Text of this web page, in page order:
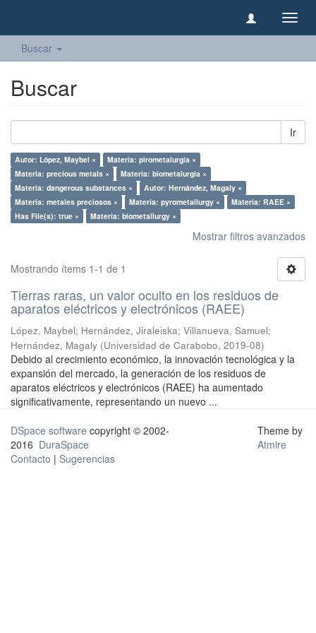
Buscar
Buscar
Ir
Autor: López, Maybel ×
Materia: pirometalurgia ×
Materia: precious metals ×
Materia: biometalurgia ×
Materia: dangerous substances ×
Autor: Hernández, Magaly ×
Materia: metales preciosos ×
Materia: pyrometallurgy ×
Materia: RAEE ×
Has File(s): true ×
Materia: biometallurgy ×
Mostrar filtros avanzados
Mostrando ítems 1-1 de 1
Tierras raras, un valor oculto en los residuos de
aparatos eléctricos y electrónicos (RAEE)
López, Maybel; Hernández, Jiraleiska; Villanueva, Samuel;
Hernández, Magaly (Universidad de Carabobo, 2019-08)
Debido al crecimiento económico, la innovación tecnológica y la
expansión del mercado, la generación de los residuos de
aparatos eléctricos y electrónicos (RAEE) ha aumentado
significativamente, representando un nuevo ...
DSpace software copyright © 2002-
2016 DuraSpace
Contacto | Sugerencias
Theme by
Atmire